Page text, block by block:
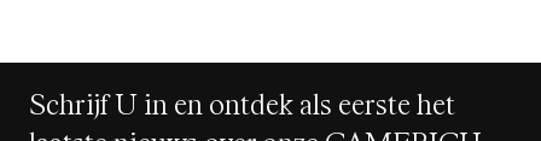
Schrijf U in en ontdek als eerste het